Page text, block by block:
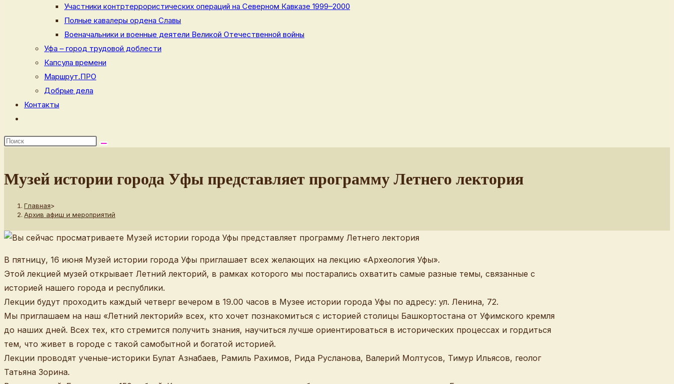
Участники контртеррористических операций на Северном Кавказе 1999–2000
Полные кавалеры ордена Славы
Военачальники и военные деятели Великой Отечественной войны
Уфа – город трудовой доблести
Капсула времени
Маршрут.ПРО
Добрые дела
Контакты
по
сайту
Музей истории города Уфы представляет программу Летнего лектория
Главная>
Архив афиш и мероприятий
В пятницу, 16 июня Музей истории города Уфы приглашает всех желающих на лекцию «Археология Уфы».
Этой лекцией музей открывает Летний лекторий, в рамках которого мы постарались охватить самые разные темы, связанные с
историей нашего города и республики.
Лекции будут проходить каждый четверг вечером в 19.00 часов в Музее истории города Уфы по адресу: ул. Ленина, 72.
Мы приглашаем на наш «Летний лекторий» всех, кто хочет познакомиться с историей столицы Башкортостана от Уфимского кремля
до наших дней. Всех тех, кто стремится получить знания, научиться лучше ориентироваться в исторических процессах и гордиться
тем, что живет в городе с такой самобытной и богатой историей.
Лекции проводят ученые-историки Булат Азнабаев, Рамиль Рахимов, Рида Русланова, Валерий Молтусов, Тимур Ильясов, геолог
Татьяна Зорина.